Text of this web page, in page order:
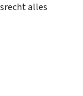
alles